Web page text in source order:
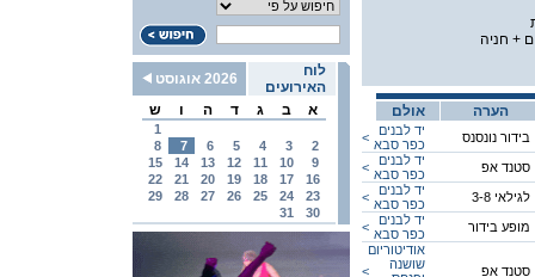
לוח
האירועים
2026 אוגוסט
א
ב ג ד ה ו ש
1
2
3
4
5
6
7
8
9
10
11
12
13
14
15
16
17
18
19
20
21
22
23
24
25
26
27
28
29
30
31
+ חניה
אולם הערה
<
יד לבנים
כפר סבא
בידור נונסנס
<
יד לבנים
כפר סבא
סטנד אפ
<
יד לבנים
כפר סבא
לגילאי 3-8
<
יד לבנים
כפר סבא
מופע בידור
<
אודיטוריום
שושנה
סטנד אפ